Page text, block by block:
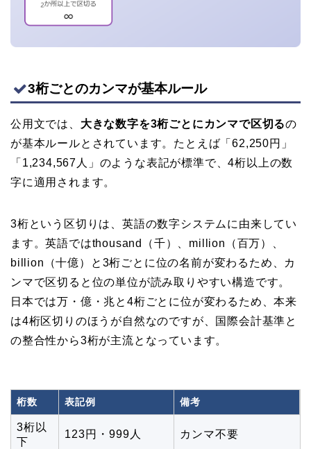
3桁ごとのカンマが基本ルール
公用文では、 大きな数字を3桁ごとにカンマで区切るの
が基本ルールとされています。たとえば「62,250円」
「1,234,567人」のような表記が標準で、4桁以上の数
字に適用されます。
3桁という区切りは、英語の数字システムに由来してい
ます。英語ではthousand（千）、million（百万）、
billion（十億）と3桁ごとに位の名前が変わるため、カ
ンマで区切ると位の単位が読み取りやすい構造です。
日本では万・億・兆と4桁ごとに位が変わるため、本来
は4桁区切りのほうが自然なのですが、国際会計基準と
の整合性から3桁が主流となっています。
桁数 表記例 備考
3桁以
下
123円・999人 カンマ不要